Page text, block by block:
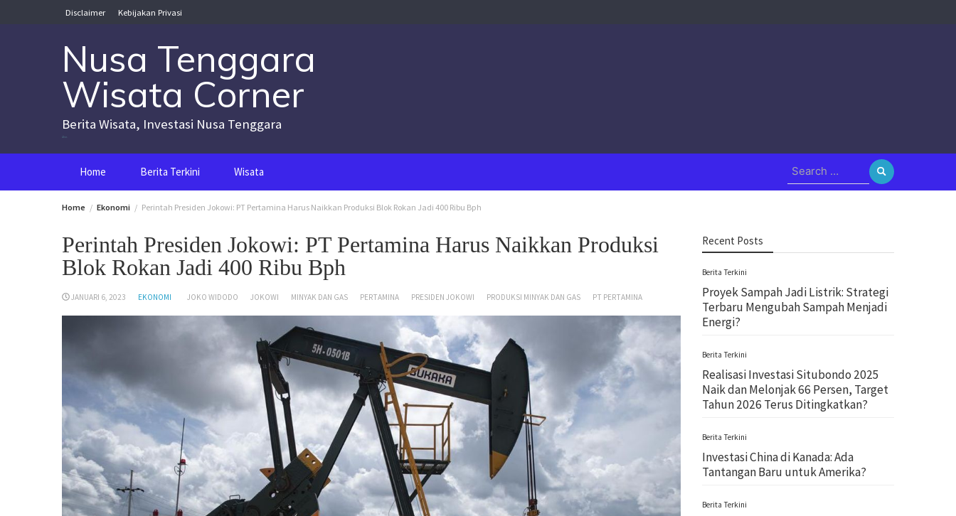
Disclaimer Kebijakan Privasi
Nusa Tenggara
Wisata Corner
Berita Wisata, Investasi Nusa Tenggara
Home Berita Terkini Wisata
Search
for:
Home Ekonomi Perintah Presiden Jokowi: PT Pertamina Harus Naikkan Produksi Blok Rokan Jadi 400 Ribu Bph
Perintah Presiden Jokowi: PT Pertamina Harus Naikkan Produksi
Blok Rokan Jadi 400 Ribu Bph
JANUARI 6, 2023 EKONOMI JOKO WIDODO JOKOWI MINYAK DAN GAS PERTAMINA PRESIDEN JOKOWI PRODUKSI MINYAK DAN GAS PT PERTAMINA
Recent Posts
Berita Terkini
Proyek Sampah Jadi Listrik: Strategi
Terbaru Mengubah Sampah Menjadi
Energi?
Berita Terkini
Realisasi Investasi Situbondo 2025
Naik dan Melonjak 66 Persen, Target
Tahun 2026 Terus Ditingkatkan?
Berita Terkini
Investasi China di Kanada: Ada
Tantangan Baru untuk Amerika?
Berita Terkini